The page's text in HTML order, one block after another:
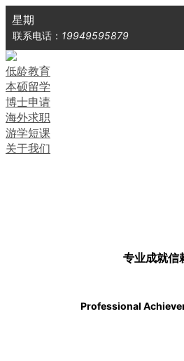
星期
联系电话： 19949595879
低龄教育
本硕留学
博士申请
海外求职
游学短课
关于我们
专业成就信
Professional